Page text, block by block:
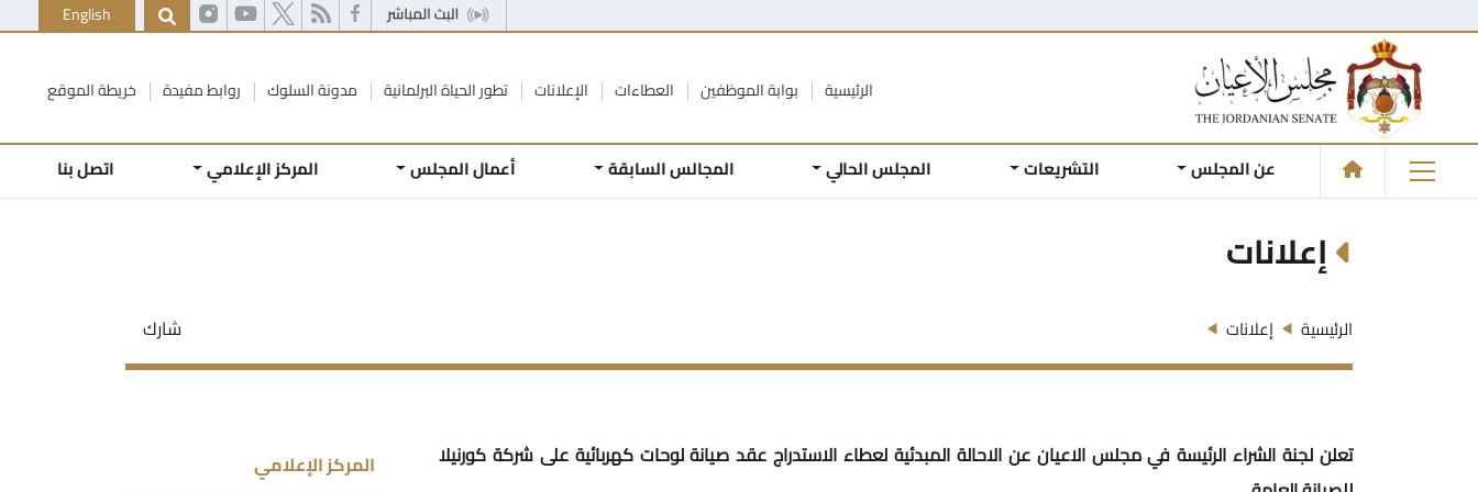
English
الرئيسية بوابة الموظفين العطاءات الإعلانات تطور الحياة البرلمانية مدونة السلوك روابط مفيدة خريطة الموقع
عن المجلس التشريعات المجلس الحالي المجالس السابقة أعمال المجلس المركز الإعلامي اتصل بنا
إعلانات
الرئيسية إعلانات شارك
تعلن لجنة الشراء الرئيسة في مجلس الاعيان عن الاحالة المبدئية لعطاء الاستدراج عقد صيانة لوحات كهربائية على شركة كورنيلا
المركز الإعلامي